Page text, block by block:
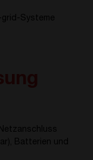
Systeme
Batterien und